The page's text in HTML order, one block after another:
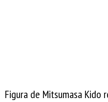
Figura de Mitsumasa Kido